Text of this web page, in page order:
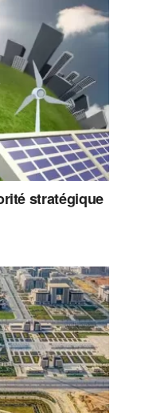
stratégique